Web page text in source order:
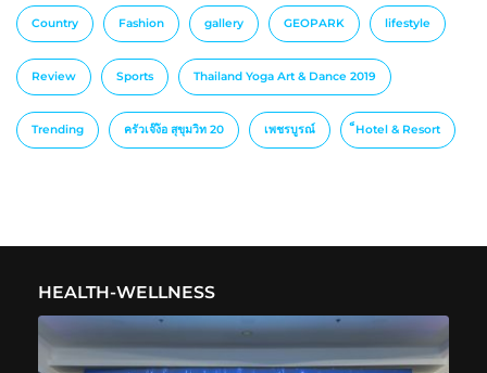
Country Fashion gallery GEOPARK lifestyle
Review Sports Thailand Yoga Art & Dance 2019
Trending ครัวเจ๊ง้อ สุขุมวิท 20 เพชรบูรณ์ ็Hotel & Resort
HEALTH-WELLNESS